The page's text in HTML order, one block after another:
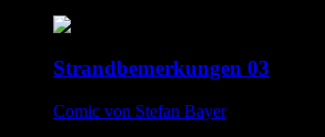
Strandbemerkungen 03
Comic von Stefan Bayer